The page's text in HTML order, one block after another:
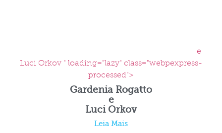
e
Luci Orkov " loading="lazy" class="webpexpress-
processed">
Gardenia Rogatto
e
Luci Orkov
Leia Mais